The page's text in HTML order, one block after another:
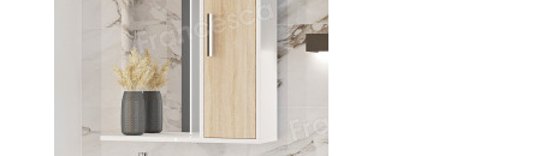
белый
4 750 р.